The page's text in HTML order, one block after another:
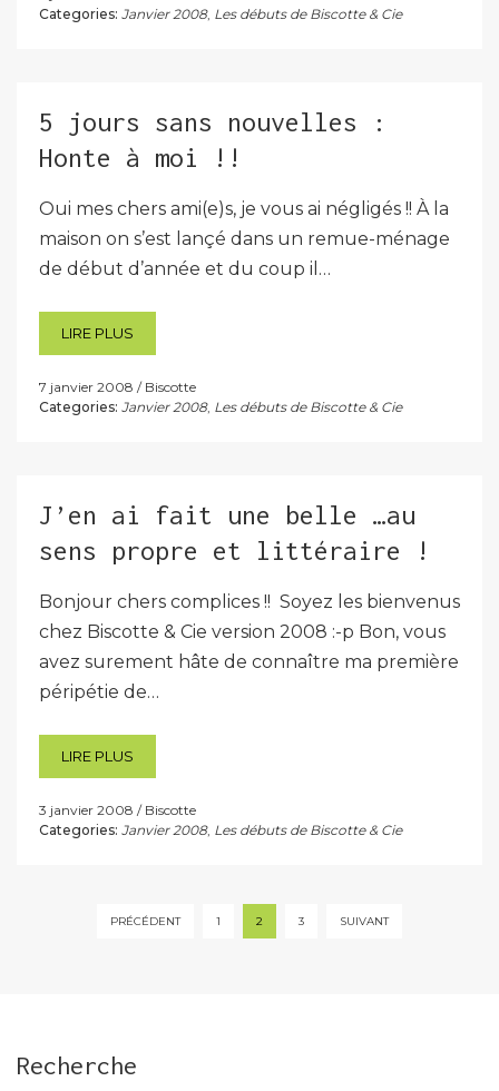
Categories: Janvier 2008, Les débuts de Biscotte & Cie
5 jours sans nouvelles :
Honte à moi !!
Oui mes chers ami(e)s, je vous ai négligés !! À la
maison on s’est lançé dans un remue-ménage
de début d’année et du coup il…
LIRE PLUS
7 janvier 2008
Biscotte
Categories: Janvier 2008, Les débuts de Biscotte & Cie
J’en ai fait une belle …au
sens propre et littéraire !
Bonjour chers complices !! Soyez les bienvenus
chez Biscotte & Cie version 2008 :-p Bon, vous
avez surement hâte de connaître ma première
péripétie de…
LIRE PLUS
3 janvier 2008
Biscotte
Categories: Janvier 2008, Les débuts de Biscotte & Cie
PaginationPRÉCÉDENT 1 2 3 SUIVANT
Recherche